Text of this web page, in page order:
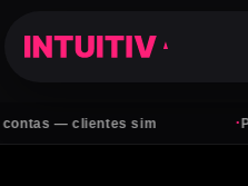
clientes sim Pedidos